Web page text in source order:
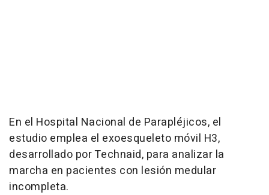
En el Hospital Nacional de Parapléjicos, el
estudio emplea el exoesqueleto móvil H3,
desarrollado por Technaid, para analizar la
marcha en pacientes con lesión medular
incompleta.